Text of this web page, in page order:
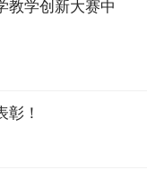
教学创新大赛中
彰！